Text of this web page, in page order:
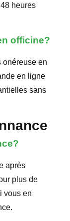
heures
officine?
onéreuse en
en ligne
sans
après
plus de
vous en